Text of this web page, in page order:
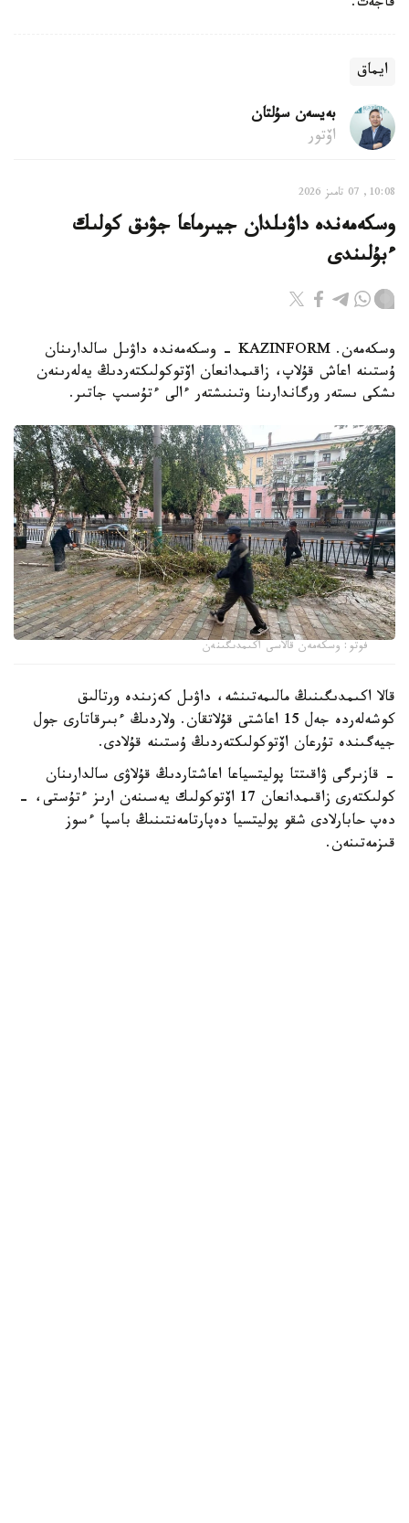
قاجەت.
ايماق
بەيسەن سۇلتان
اۆتور
10:08, 07 تامىز 2026
وسكەمەندە داۋىلدان جيىرماعا جۋىق كولىك
ءبۇلىندى
وسكەمەن. KAZINFORM - وسكەمەندە داۋىل سالدارىنان
ۇستىنە اعاش قۇلاپ، زاقىمدانعان اۆتوكولىكتەردىڭ يەلەرىنەن
ىشكى ىستەر ورگاندارىنا وتىنىشتەر ءالى ءتۇسىپ جاتىر.
فوتو: وسكەمەن قالاسى اكىمدىگىنەن
قالا اكىمدىگىنىڭ مالىمەتىنشە، داۋىل كەزىندە ورتالىق
كوشەلەردە جەل 15 اعاشتى قۇلاتقان. ولاردىڭ ءبىرقاتارى جول
جيەگىندە تۇرعان اۆتوكولىكتەردىڭ ۇستىنە قۇلادى.
- قازىرگى ۋاقىتتا پوليتسياعا اعاشتاردىڭ قۇلاۋى سالدارىنان
كولىكتەرى زاقىمدانعان 17 اۆتوكولىك يەسىنەن ارىز ءتۇستى، -
دەپ حابارلادى شقو پوليتسيا دەپارتامەنتىنىڭ باسپا ءسوز
قىزمەتىنەن.